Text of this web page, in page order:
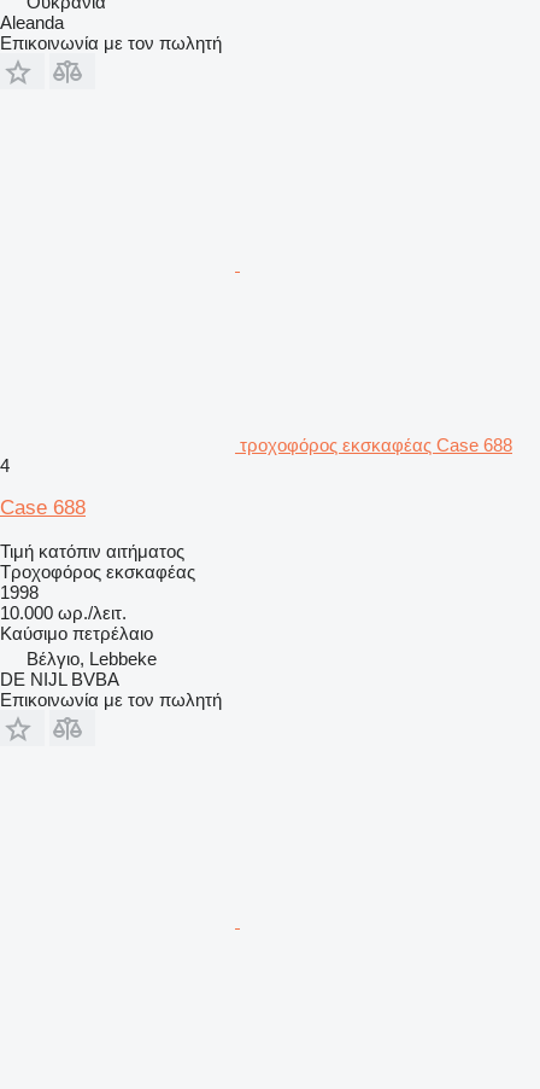
Aleanda
Επικοινωνία με τον πωλητή
τροχοφόρος εκσκαφέας Case 688
4
Case 688
Τιμή κατόπιν αιτήματος
Τροχοφόρος εκσκαφέας
1998
10.000 ωρ./λειτ.
Καύσιμο πετρέλαιο
Βέλγιο, Lebbeke
DE NIJL BVBA
Επικοινωνία με τον πωλητή